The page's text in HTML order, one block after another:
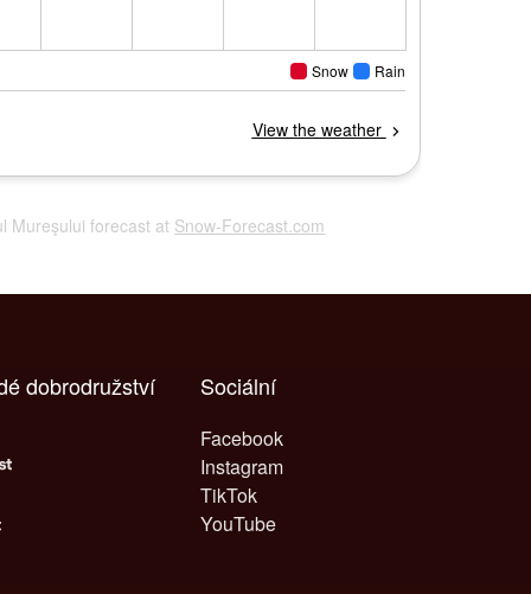
Mureşului forecast at Snow-Forecast.com
Sociální
Facebook
Instagram
TikTok
YouTube
dobrodružství